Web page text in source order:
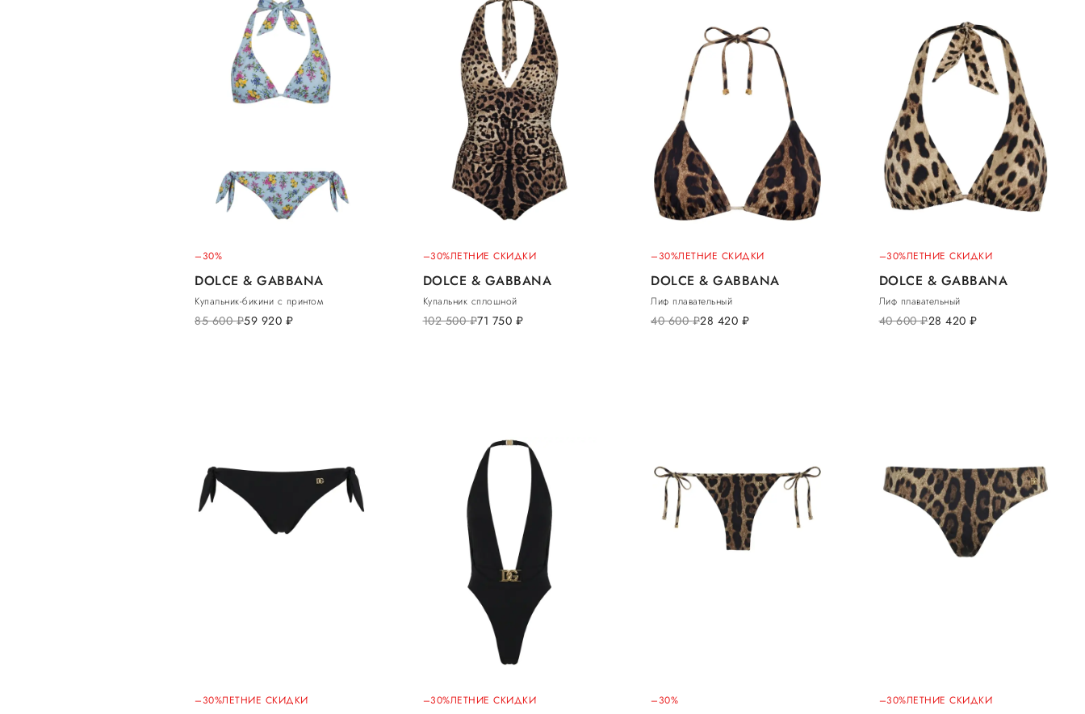
–30%
DOLCE & GABBANA
Купальник-бикини с принтом
85 600руб.59 920 руб.
–30%ЛЕТНИЕ СКИДКИ
DOLCE & GABBANA
Купальник сплошной
102 500руб.71 750 руб.
–30%ЛЕТНИЕ СКИДКИ
DOLCE & GABBANA
Лиф плавательный
40 600руб.28 420 руб.
–30%ЛЕТНИЕ СКИДКИ
DOLCE & GABBANA
Лиф плавательный
40 600руб.28 420 руб.
–30%ЛЕТНИЕ СКИДКИ –30%ЛЕТНИЕ СКИДКИ –30% –30%ЛЕТНИЕ СКИДКИ